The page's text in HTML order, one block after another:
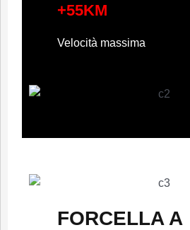
+55KM
Velocità massima
FORCELLA A